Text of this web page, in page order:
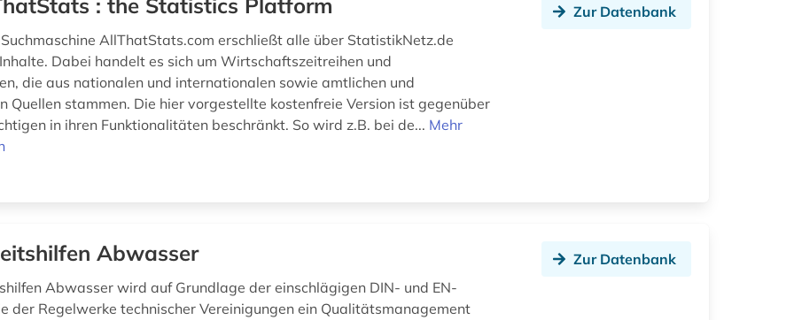
: the Statistics Platform
AllThatStats.com erschließt alle über StatistikNetz.de
Dabei handelt es sich um Wirtschaftszeitreihen und
die aus nationalen und internationalen sowie amtlichen und
Quellen stammen. Die hier vorgestellte kostenfreie Version ist gegenüber
in ihren Funktionalitäten beschränkt. So wird z.B. bei de... Mehr
Zur Datenbank
Abwasser
Abwasser wird auf Grundlage der einschlägigen DIN- und EN-
der Regelwerke technischer Vereinigungen ein Qualitätsmanagement
Zur Datenbank